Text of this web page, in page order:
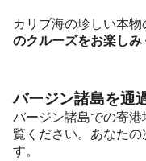
カリブ海の珍しい本物
のクルーズをお楽しみ
バージン諸島を通
バージン諸島での寄
覧ください。あなた
す。